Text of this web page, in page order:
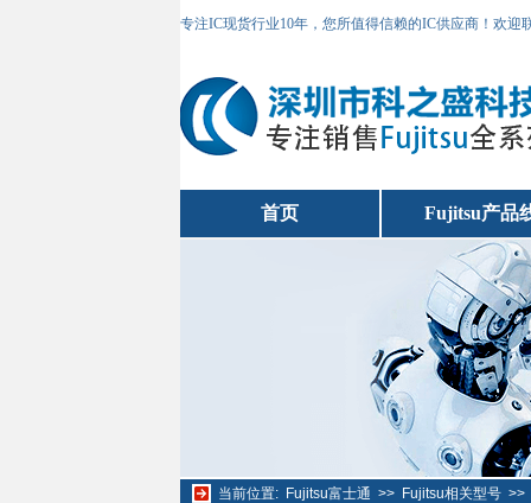
专注IC现货行业10年，您所值得信赖的IC供应商！欢
首页 Fujitsu产品
当前位置: Fujitsu富士通 >> Fujitsu相关型号>>